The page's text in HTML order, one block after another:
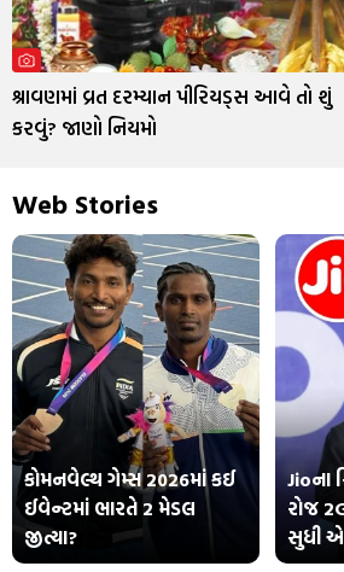
શ્રાવણમાં વ્રત દરમ્યાન પીરિયડ્સ આવે તો શું
કરવું? જાણો નિયમો
Web Stories
કોમનવેલ્થ ગેમ્સ 2026માં કઈ
ઈવેન્ટમાં ભારતે 2 મેડલ
જીત્યા?
Jioના
રોજ
સુધી